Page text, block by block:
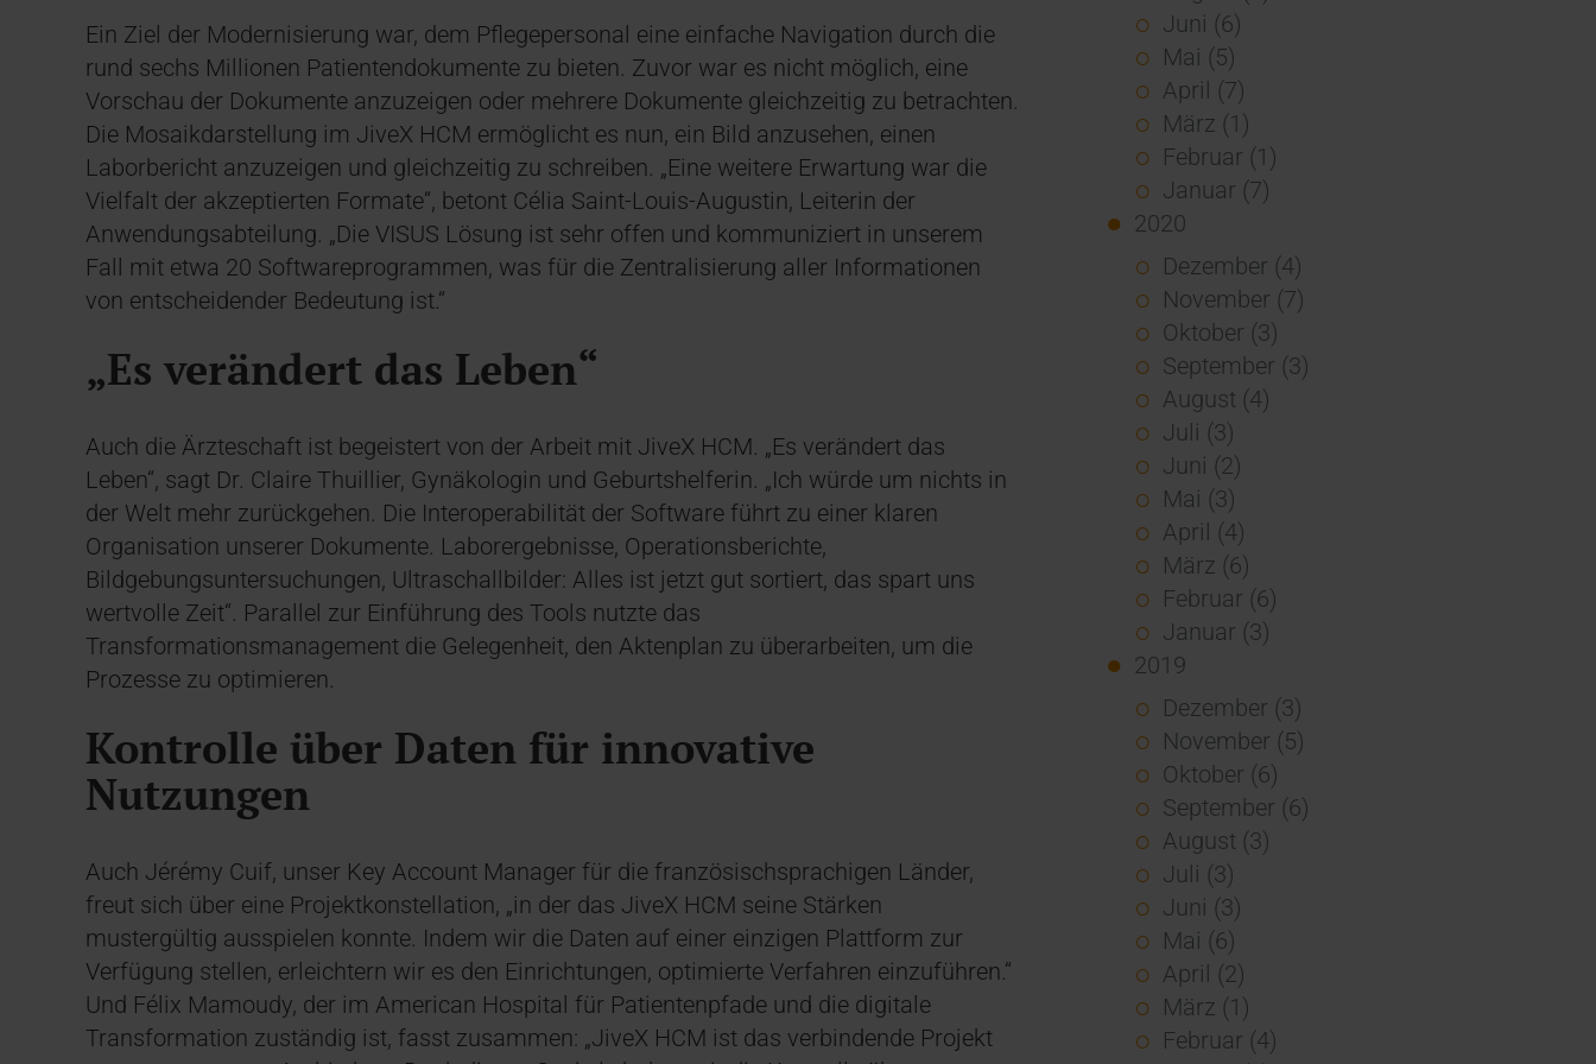
Ein Ziel der Modernisierung war, dem Pflegepersonal eine einfache Navigation durch die
rund sechs Millionen Patientendokumente zu bieten. Zuvor war es nicht möglich, eine
Vorschau der Dokumente anzuzeigen oder mehrere Dokumente gleichzeitig zu betrachten.
Die Mosaikdarstellung im JiveX HCM ermöglicht es nun, ein Bild anzusehen, einen
Laborbericht anzuzeigen und gleichzeitig zu schreiben. „Eine weitere Erwartung war die
Vielfalt der akzeptierten Formate“, betont Célia Saint-Louis-Augustin, Leiterin der
Anwendungsabteilung. „Die VISUS Lösung ist sehr offen und kommuniziert in unserem
Fall mit etwa 20 Softwareprogrammen, was für die Zentralisierung aller Informationen
von entscheidender Bedeutung ist.“
„Es verändert das Leben“
Auch die Ärzteschaft ist begeistert von der Arbeit mit JiveX HCM. „Es verändert das
Leben“, sagt Dr. Claire Thuillier, Gynäkologin und Geburtshelferin. „Ich würde um nichts in
der Welt mehr zurückgehen. Die Interoperabilität der Software führt zu einer klaren
Organisation unserer Dokumente. Laborergebnisse, Operationsberichte,
Bildgebungsuntersuchungen, Ultraschallbilder: Alles ist jetzt gut sortiert, das spart uns
wertvolle Zeit“. Parallel zur Einführung des Tools nutzte das
Transformationsmanagement die Gelegenheit, den Aktenplan zu überarbeiten, um die
Prozesse zu optimieren.
Kontrolle über Daten für innovative
Nutzungen
Auch Jérémy Cuif, unser Key Account Manager für die französischsprachigen Länder,
freut sich über eine Projektkonstellation, „in der das JiveX HCM seine Stärken
mustergültig ausspielen konnte. Indem wir die Daten auf einer einzigen Plattform zur
Verfügung stellen, erleichtern wir es den Einrichtungen, optimierte Verfahren einzuführen.“
Und Félix Mamoudy, der im American Hospital für Patientenpfade und die digitale
Transformation zuständig ist, fasst zusammen: „JiveX HCM ist das verbindende Projekt
Juni (6)
Mai (5)
April (7)
März (1)
Februar (1)
Januar (7)
2020
Dezember (4)
November (7)
Oktober (3)
September (3)
August (4)
Juli (3)
Juni (2)
Mai (3)
April (4)
März (6)
Februar (6)
Januar (3)
2019
Dezember (3)
November (5)
Oktober (6)
September (6)
August (3)
Juli (3)
Juni (3)
Mai (6)
April (2)
März (1)
Februar (4)